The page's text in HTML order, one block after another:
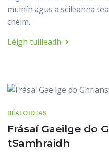
muinín agus a scileanna
chéim.
Léigh tuilleadh
BÉALOIDEAS
Frásaí Gaeilge do
tSamhraidh